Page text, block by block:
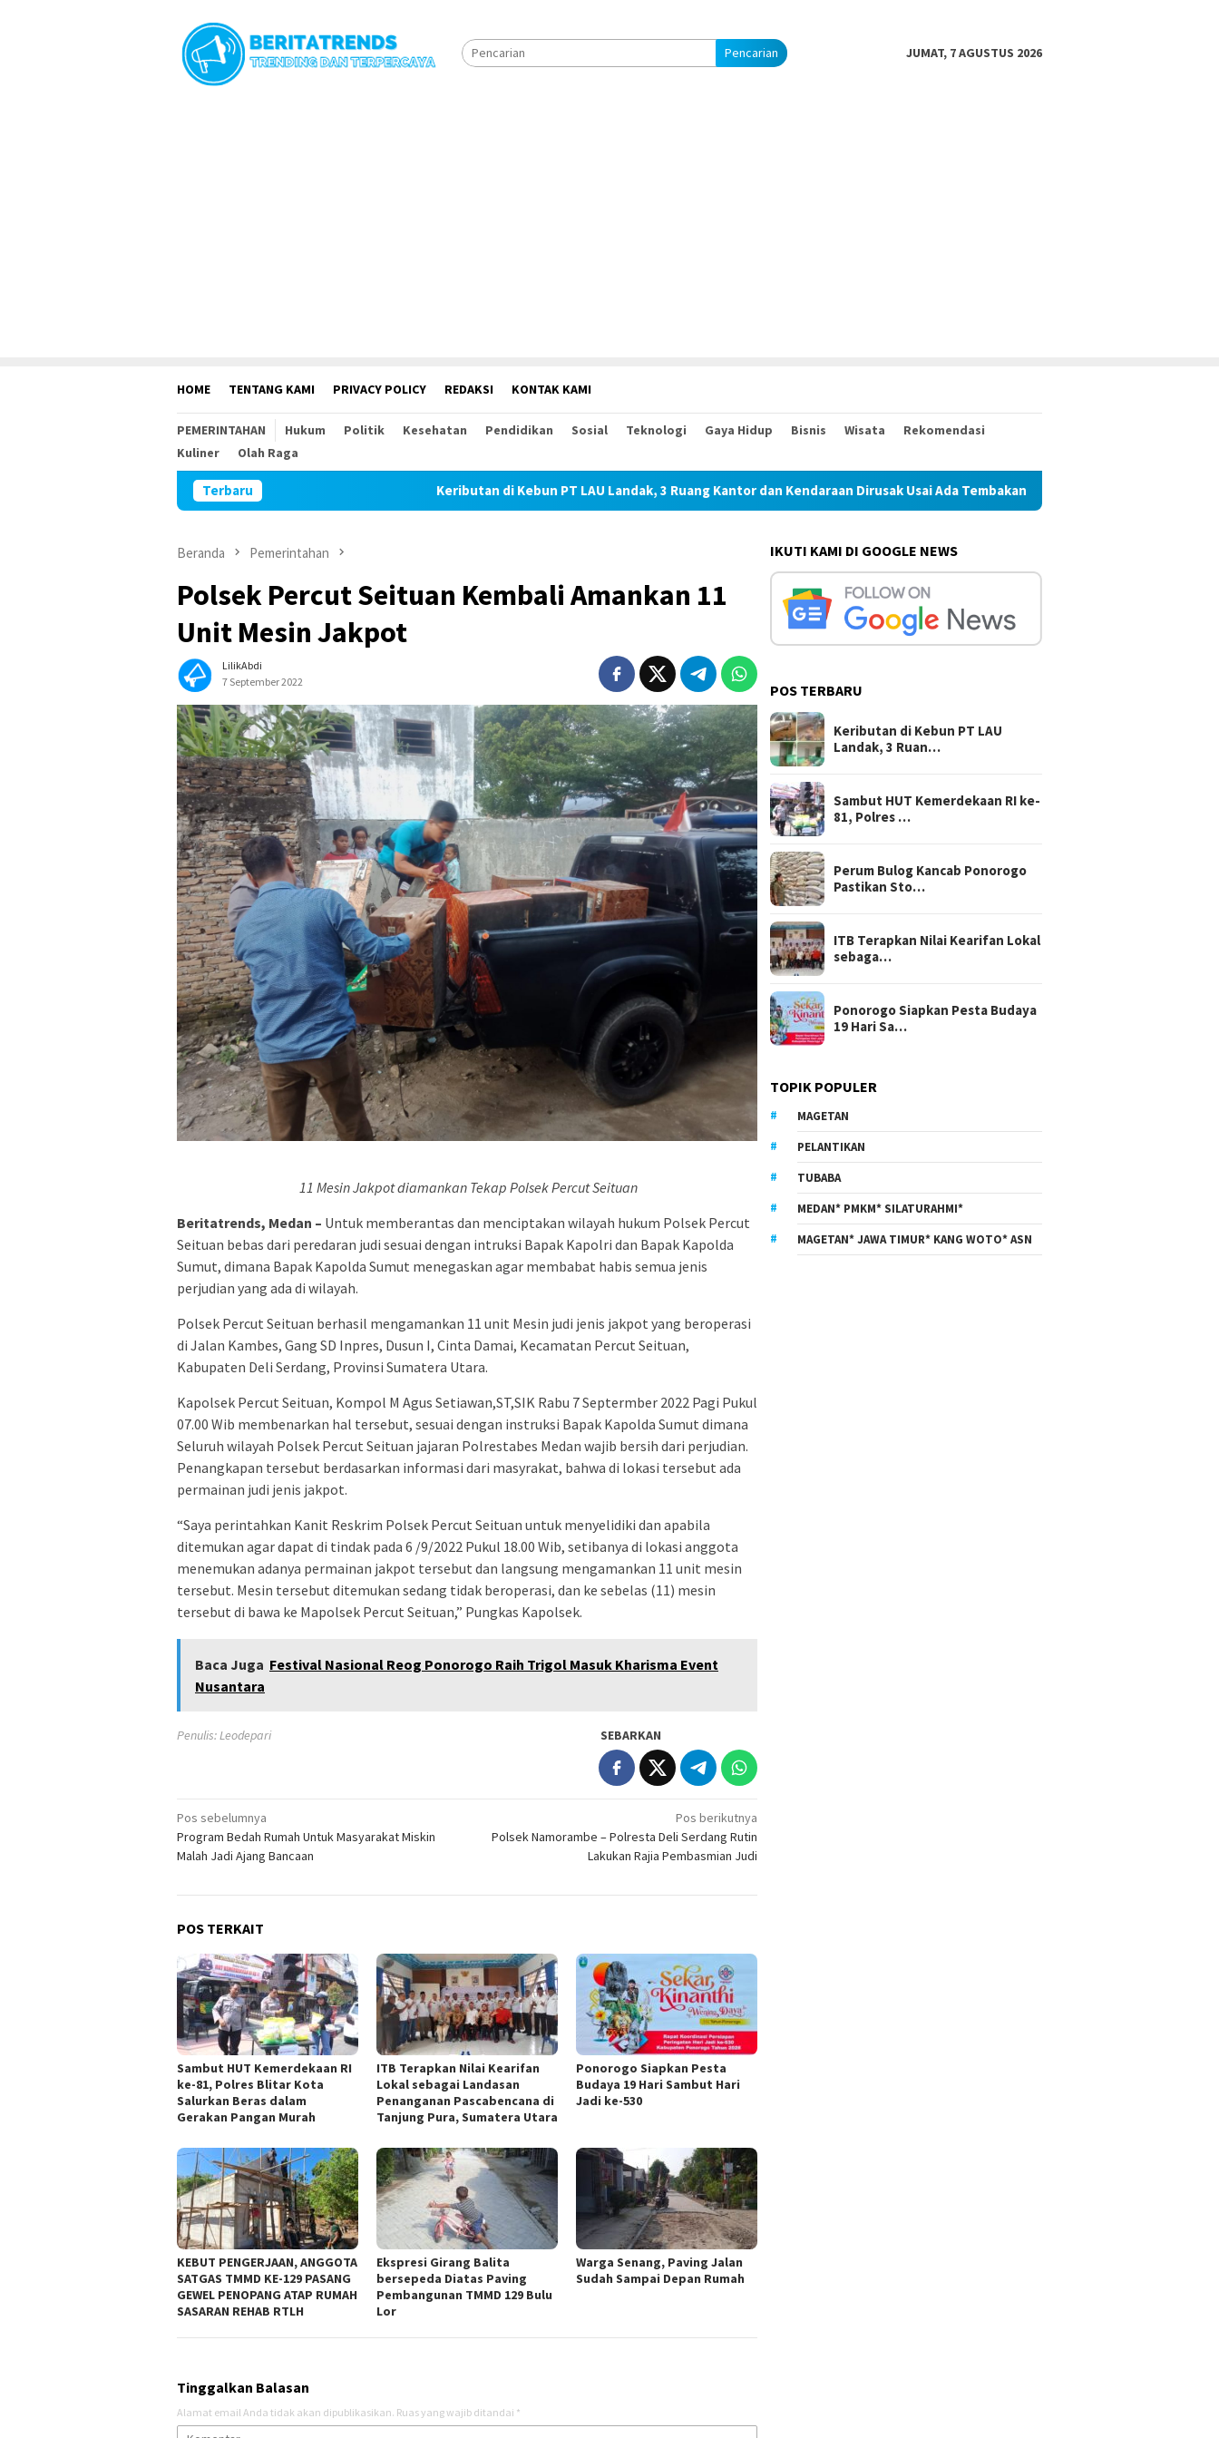
Pencarian JUMAT, 7 AGUSTUS 2026
HOME TENTANG KAMI PRIVACY POLICY REDAKSI KONTAK KAMI
PEMERINTAHAN Hukum Politik Kesehatan Pendidikan Sosial Teknologi Gaya Hidup Bisnis Wisata
Rekomendasi
Kuliner
Olah Raga
Terbaru Keributan di Kebun PT LAU Landak, 3 Ruang Kantor dan Kendaraan Dirusak Usai Ada Tembakan Peringatan
Beranda Pemerintahan
Polsek Percut Seituan Kembali Amankan 11
Unit Mesin Jakpot
LilikAbdi
7 September 2022
11 Mesin Jakpot diamankan Tekap Polsek Percut Seituan
Beritatrends, Medan – Untuk memberantas dan menciptakan wilayah hukum Polsek Percut
Seituan bebas dari peredaran judi sesuai dengan intruksi Bapak Kapolri dan Bapak Kapolda
Sumut, dimana Bapak Kapolda Sumut menegaskan agar membabat habis semua jenis
perjudian yang ada di wilayah.
Polsek Percut Seituan berhasil mengamankan 11 unit Mesin judi jenis jakpot yang beroperasi
di Jalan Kambes, Gang SD Inpres, Dusun I, Cinta Damai, Kecamatan Percut Seituan,
Kabupaten Deli Serdang, Provinsi Sumatera Utara.
Kapolsek Percut Seituan, Kompol M Agus Setiawan,ST,SIK Rabu 7 Septermber 2022 Pagi Pukul
07.00 Wib membenarkan hal tersebut, sesuai dengan instruksi Bapak Kapolda Sumut dimana
Seluruh wilayah Polsek Percut Seituan jajaran Polrestabes Medan wajib bersih dari perjudian.
Penangkapan tersebut berdasarkan informasi dari masyrakat, bahwa di lokasi tersebut ada
permainan judi jenis jakpot.
“Saya perintahkan Kanit Reskrim Polsek Percut Seituan untuk menyelidiki dan apabila
ditemukan agar dapat di tindak pada 6 /9/2022 Pukul 18.00 Wib, setibanya di lokasi anggota
menemukan adanya permainan jakpot tersebut dan langsung mengamankan 11 unit mesin
tersebut. Mesin tersebut ditemukan sedang tidak beroperasi, dan ke sebelas (11) mesin
tersebut di bawa ke Mapolsek Percut Seituan,” Pungkas Kapolsek.
Baca Juga Festival Nasional Reog Ponorogo Raih Trigol Masuk Kharisma Event
Nusantara
Penulis: Leodepari SEBARKAN
Navigasi
pos
Pos sebelumnya
Program Bedah Rumah Untuk Masyarakat Miskin
Malah Jadi Ajang Bancaan
Pos berikutnya
Polsek Namorambe – Polresta Deli Serdang Rutin
Lakukan Rajia Pembasmian Judi
POS TERKAIT
Sambut HUT Kemerdekaan RI
ke-81, Polres Blitar Kota
Salurkan Beras dalam
Gerakan Pangan Murah
ITB Terapkan Nilai Kearifan
Lokal sebagai Landasan
Penanganan Pascabencana di
Tanjung Pura, Sumatera Utara
Ponorogo Siapkan Pesta
Budaya 19 Hari Sambut Hari
Jadi ke-530
KEBUT PENGERJAAN, ANGGOTA
SATGAS TMMD KE-129 PASANG
GEWEL PENOPANG ATAP RUMAH
SASARAN REHAB RTLH
Ekspresi Girang Balita
bersepeda Diatas Paving
Pembangunan TMMD 129 Bulu
Lor
Warga Senang, Paving Jalan
Sudah Sampai Depan Rumah
Tinggalkan Balasan
Alamat email Anda tidak akan dipublikasikan. Ruas yang wajib ditandai *
IKUTI KAMI DI GOOGLE NEWS
POS TERBARU
Keributan di Kebun PT LAU
Landak, 3 Ruan…
Sambut HUT Kemerdekaan RI ke-
81, Polres …
Perum Bulog Kancab Ponorogo
Pastikan Sto…
ITB Terapkan Nilai Kearifan Lokal
sebaga…
Ponorogo Siapkan Pesta Budaya
19 Hari Sa…
TOPIK POPULER
MAGETAN
PELANTIKAN
TUBABA
MEDAN* PMKM* SILATURAHMI*
MAGETAN* JAWA TIMUR* KANG WOTO* ASN